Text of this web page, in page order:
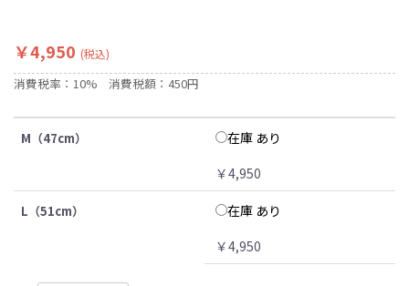
￥4,950 (税込)
消費税率：10% 消費税額：450円
M（47cm）
在庫 あり
￥4,950
L（51cm）
在庫 あり
￥4,950